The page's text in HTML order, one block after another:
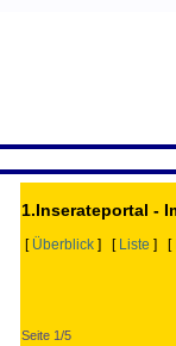
1.Inserateportal -
[ Überblick ] [ Liste ] [
Seite 1/5